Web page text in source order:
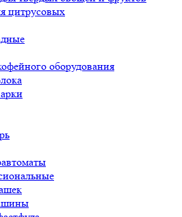
цитрусовых
оборудования